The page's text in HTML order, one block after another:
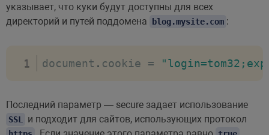
указывает, что куки будут доступны для всех
директорий и путей поддомена
blog.mysite.com :
document . cookie =
Последний параметр — secure задает использование
SSL и подходит для сайтов, использующих протокол